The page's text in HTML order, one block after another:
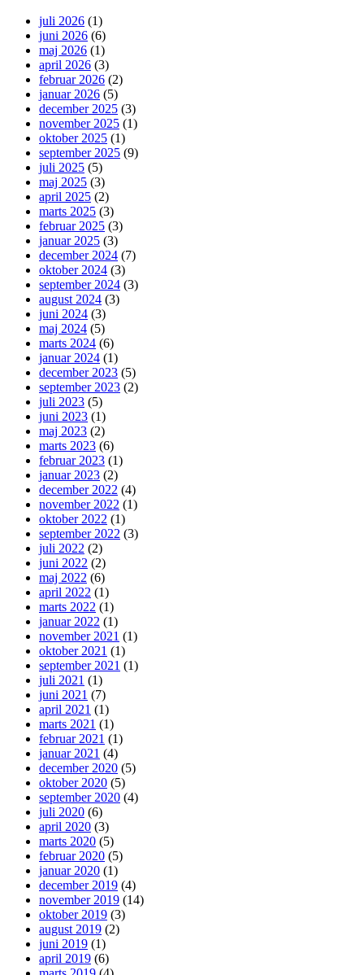
juli 2026 (1)
juni 2026 (6)
maj 2026 (1)
april 2026 (3)
februar 2026 (2)
januar 2026 (5)
december 2025 (3)
november 2025 (1)
oktober 2025 (1)
september 2025 (9)
juli 2025 (5)
maj 2025 (3)
april 2025 (2)
marts 2025 (3)
februar 2025 (3)
januar 2025 (3)
december 2024 (7)
oktober 2024 (3)
september 2024 (3)
august 2024 (3)
juni 2024 (3)
maj 2024 (5)
marts 2024 (6)
januar 2024 (1)
december 2023 (5)
september 2023 (2)
juli 2023 (5)
juni 2023 (1)
maj 2023 (2)
marts 2023 (6)
februar 2023 (1)
januar 2023 (2)
december 2022 (4)
november 2022 (1)
oktober 2022 (1)
september 2022 (3)
juli 2022 (2)
juni 2022 (2)
maj 2022 (6)
april 2022 (1)
marts 2022 (1)
januar 2022 (1)
november 2021 (1)
oktober 2021 (1)
september 2021 (1)
juli 2021 (1)
juni 2021 (7)
april 2021 (1)
marts 2021 (1)
februar 2021 (1)
januar 2021 (4)
december 2020 (5)
oktober 2020 (5)
september 2020 (4)
juli 2020 (6)
april 2020 (3)
marts 2020 (5)
februar 2020 (5)
januar 2020 (1)
december 2019 (4)
november 2019 (14)
oktober 2019 (3)
august 2019 (2)
juni 2019 (1)
april 2019 (6)